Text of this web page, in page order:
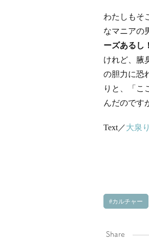
わたしもそ
なマニアの
ーズあるし
けれど、腋
の胆力に恐
りと、「こ
んだのです
Text／大泉
カルチャー
Share